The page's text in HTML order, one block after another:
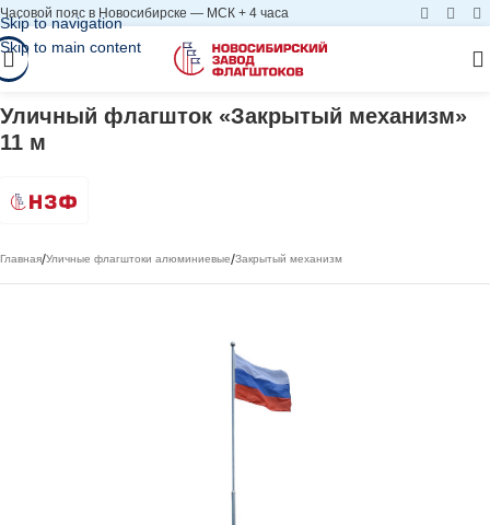
Skip to navigation
Skip to main content
Часовой пояс в Новосибирске — МСК + 4 часа
Уличный флагшток «Закрытый механизм»
11 м
Главная/Уличные флагштоки алюминиевые/Закрытый механизм